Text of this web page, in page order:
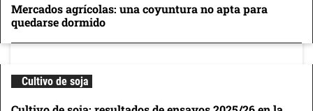
Mercados agrícolas: una coyuntura no apta para
quedarse dormido
Cultivo de soja